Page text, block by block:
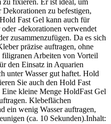
Dekorationen zu befestigen,
Fast Gel kann auch für
-dekorationen verwendet
zusammenzufügen. Da es sich
präzise auftragen, ohne
filigranen Arbeiten von Vorteil
den Einsatz in Aquarien
unter Wasser gut haftet. Hold
Sie auch den Hold Fast
kleine Menge HoldFast Gel
Klebeflächen
ein wenig Wasser auftragen,
(ca. 10 Sekunden).Inhalt: